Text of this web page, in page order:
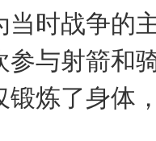
当时战争的
参与射箭和
锻炼了身体